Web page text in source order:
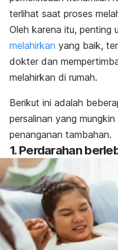
terlihat saat proses
Oleh karena itu, penting
melahirkan yang baik,
dokter dan
melahirkan di rumah.
Berikut ini adalah
persalinan yang
penanganan tambahan.
1. Perdarahan